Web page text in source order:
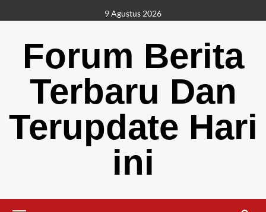
to
9 Agustus 2026
Forum Berita
Terbaru Dan
Terupdate Hari
ini